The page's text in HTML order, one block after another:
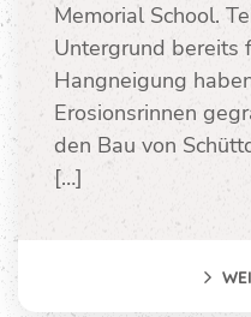
Memorial School.
Untergrund bereits
Hangneigung
Erosionsrinnen
den Bau von
[…]